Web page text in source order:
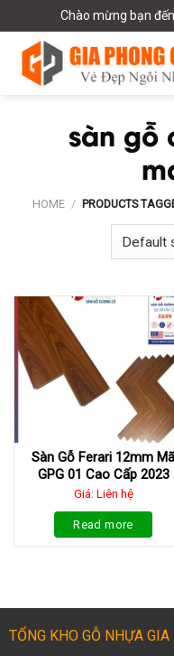
to
content
Chào mừng bạn
sàn gỗ
HOME / PRODUCTS
Sàn Gỗ Ferari 12mm Mã
GPG 01 Cao Cấp 2023
Giá: Liên hệ
Read more
TỔNG KHO GỖ NHỰA GIA